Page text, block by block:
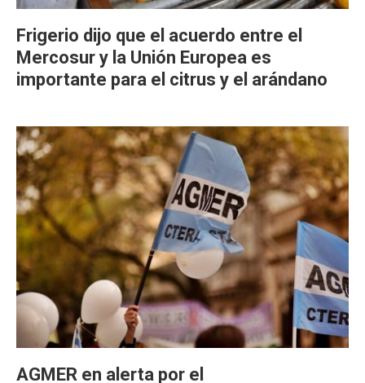
Frigerio dijo que el acuerdo entre el
Mercosur y la Unión Europea es
importante para el citrus y el arándano
AGMER en alerta por el